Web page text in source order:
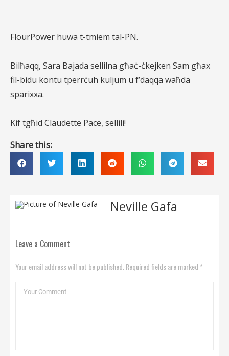
FlourPower huwa t-tmiem tal-PN.
Bilħaqq, Sara Bajada sellilna għaċ-ċkejken Sam għax
fil-bidu kontu tperrċuh kuljum u f’daqqa waħda
sparixxa.
Kif tgħid Claudette Pace, sellili!
Share this:
Neville Gafa
Leave a Comment
Your email address will not be published. Required fields are marked *